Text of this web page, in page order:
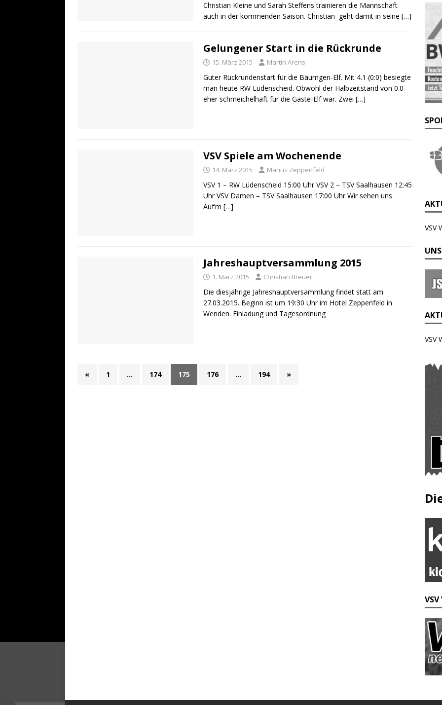
Christian Kleine und Sarah Steffens trainieren die Mannschaft
auch in der kommenden Saison. Christian geht damit in seine […]
Gelungener Start in die Rückrunde
15. März 2015 Martin Arens
Guter Rückrundenstart für die Bäumgen-Elf. Mit 4.1 (0:0) besiegte
man heute RW Lüdenscheid. Obwohl der Halbzeitstand von 0.0
eher schmeichelhaft für die Gäste-Elf war. Zwei […]
VSV Spiele am Wochenende
14. März 2015 Marius Zeppenfeld
VSV 1 – RW Lüdenscheid 15:00 Uhr VSV 2 – TSV Saalhausen 12:45
Uhr VSV Damen – TSV Saalhausen 17:00 Uhr Wir sehen uns
Auf’m […]
Jahreshauptversammlung 2015
1. März 2015 Christian Breuer
Die diesjährige Jahreshauptversammlung findet statt am
27.03.2015. Beginn ist um 19:30 Uhr im Hotel Zeppenfeld in
Wenden. Einladung und Tagesordnung
« 1 … 174 175 176 … 194 »
VSV
VSV
VSV